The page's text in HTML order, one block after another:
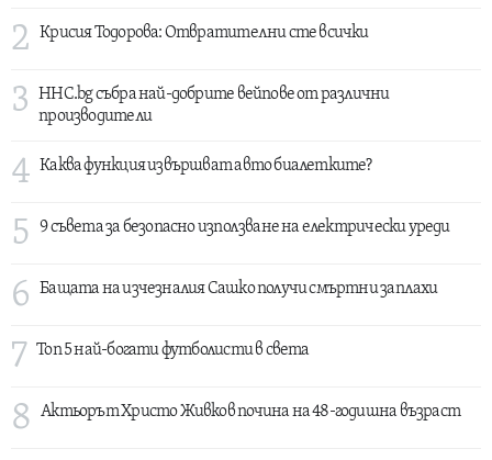
2 Крисия Тодорова: Отвратителни сте всички
3
HHC.bg събра най-добрите вейпове от различни
производители
4 Каква функция извършват авто биалетките?
5 9 съвета за безопасно използване на електрически уреди
6 Бащата на изчезналия Сашко получи смъртни заплахи
7 Топ 5 най-богати футболисти в света
8 Актьорът Христо Живков почина на 48-годишна възраст